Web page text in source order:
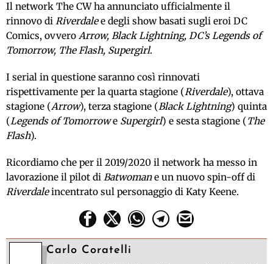
Il network The CW ha annunciato ufficialmente il
rinnovo di Riverdalee degli show basati sugli eroi DC
Comics, ovvero Arrow, Black Lightning, DC’s Legends of
Tomorrow, The Flash, Supergirl.
I serial in questione saranno così rinnovati
rispettivamente per la quarta stagione (Riverdale), ottava
stagione (Arrow), terza stagione (Black Lightning) quinta
(Legends of Tomorrowe Supergirl) e sesta stagione ( The
Flash).
Ricordiamo che per il 2019/2020 il network ha messo in
lavorazione il pilot di Batwomane un nuovo spin-off di
Riverdaleincentrato sul personaggio di Katy Keene.
Carlo Coratelli